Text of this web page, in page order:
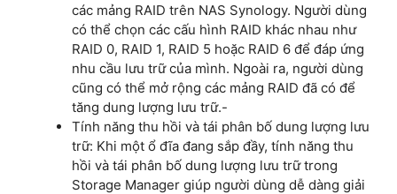
các mảng RAID trên NAS Synology. Người dùng
có thể chọn các cấu hình RAID khác nhau như
RAID 0, RAID 1, RAID 5 hoặc RAID 6 để đáp ứng
nhu cầu lưu trữ của mình. Ngoài ra, người dùng
cũng có thể mở rộng các mảng RAID đã có để
tăng dung lượng lưu trữ.-
Tính năng thu hồi và tái phân bố dung lượng lưu
trữ: Khi một ổ đĩa đang sắp đầy, tính năng thu
hồi và tái phân bố dung lượng lưu trữ trong
Storage Manager giúp người dùng dễ dàng giải